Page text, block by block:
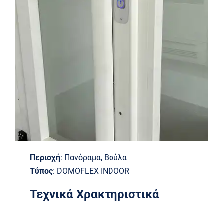
Περιοχή: Πανόραμα, Βούλα
Τύπος: DOMOFLEX INDOOR
Τεχνικά Χρακτηριστικά